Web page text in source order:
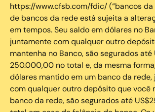
https://www.cfsb.com/fdic/ (“bancos da
de bancos da rede está sujeita a
em tempos. Seu saldo em dólares no
juntamente com qualquer outro
mantenha no Banco, são segurados até
250.000,00 no total e, da mesma
dólares mantido em um banco da
com qualquer outro depósito que você
banco da rede, são segurados até